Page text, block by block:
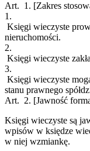
Art. 1. [Zakres
1.
Księgi wieczyste
nieruchomości.
2.
Księgi wieczyste
3.
Księgi wieczyste
stanu prawnego
Art. 2. [Jawność
Księgi wieczyste są
wpisów w księdze
w niej wzmiankę.